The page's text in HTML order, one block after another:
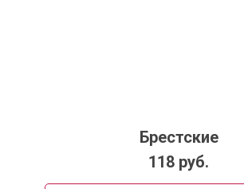
Брестские
118 руб.